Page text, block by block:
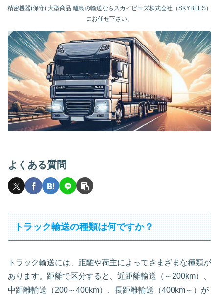
精密機器(保守).大型商品.離島の輸送ならスカイビーズ株式会社（SKYBEES）
にお任せ下さい。
よくある質問
トラック輸送の種類は何ですか？
トラック輸送には、距離や荷主によってさまざまな種類が
あります。距離で区分すると、近距離輸送（～200km）、
中距離輸送（200～400km）、長距離輸送（400km～）が